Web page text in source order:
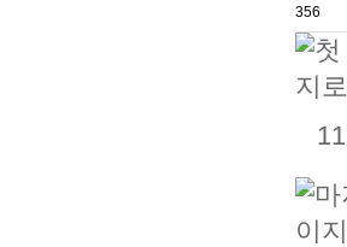
356
11